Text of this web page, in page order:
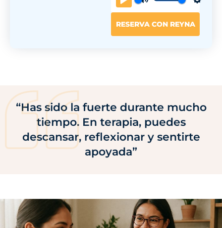
Play Mute
RESERVA CON REYNA
“Has sido la fuerte durante mucho
tiempo. En terapia, puedes
descansar, reflexionar y sentirte
apoyada”